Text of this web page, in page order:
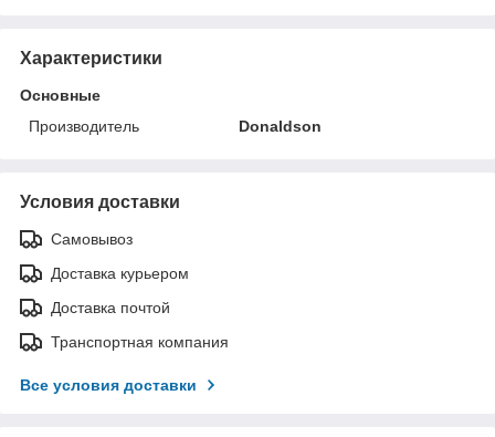
Характеристики
Основные
Производитель
Donaldson
Условия доставки
Самовывоз
Доставка курьером
Доставка почтой
Транспортная компания
Все условия доставки